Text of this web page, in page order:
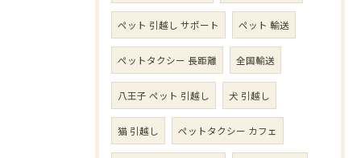
ペット 引越し サポート ペット 輸送
ペットタクシー 長距離 全国輸送
八王子 ペット 引越し 犬 引越し
猫 引越し ペットタクシー カフェ